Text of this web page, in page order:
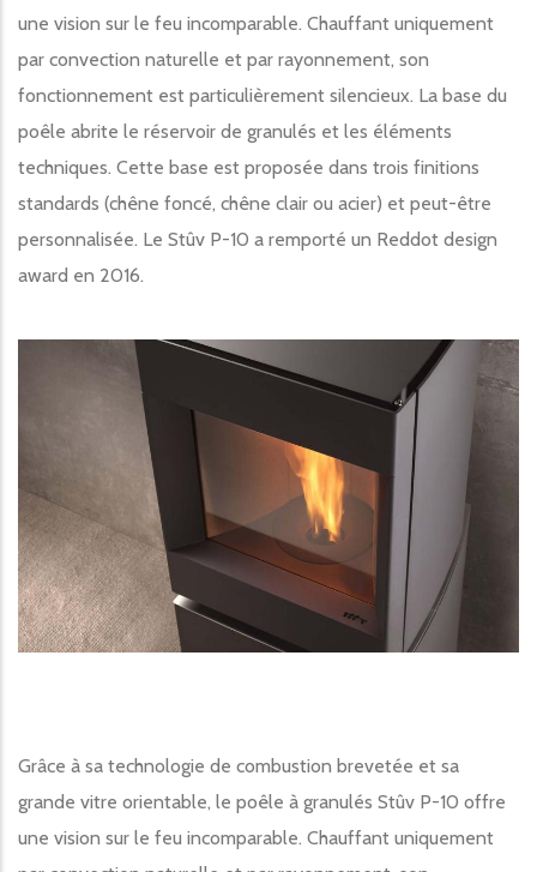
une vision sur le feu incomparable. Chauffant uniquement
par convection naturelle et par rayonnement, son
fonctionnement est particulièrement silencieux. La base du
poêle abrite le réservoir de granulés et les éléments
techniques. Cette base est proposée dans trois finitions
standards (chêne foncé, chêne clair ou acier) et peut-être
personnalisée. Le Stûv P-10 a remporté un Reddot design
award en 2016.
Grâce à sa technologie de combustion brevetée et sa
grande vitre orientable, le poêle à granulés Stûv P-10 offre
une vision sur le feu incomparable. Chauffant uniquement